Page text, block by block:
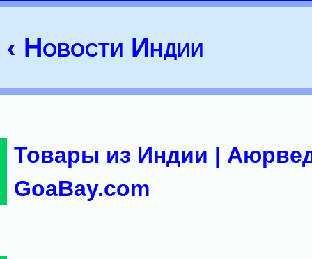
‹ Новости Индии
Товары из Индии |
GoaBay.com